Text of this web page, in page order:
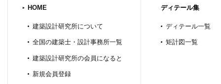
HOME
建築設計研究所について
全国の建築士・設計事務所一覧
建築設計研究所の会員になると
新規会員登録
ディテール集
ディテール一覧
矩計図一覧